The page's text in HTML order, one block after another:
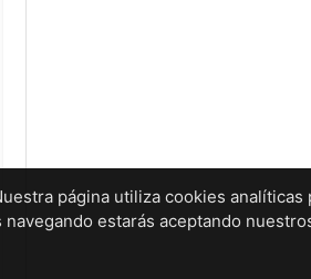
página utiliza cookies
navegando estarás aceptando